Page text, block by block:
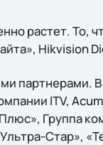
растет. То,
Hikvision
партнерами. В
ITV,
Группа
Стар»,